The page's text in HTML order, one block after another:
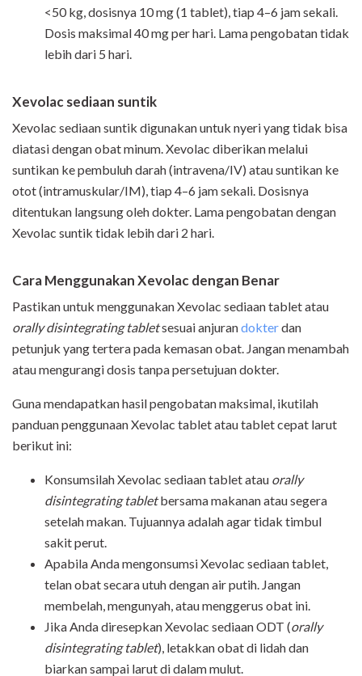
<50 kg, dosisnya 10 mg (1 tablet), tiap 4–6 jam sekali.
Dosis maksimal 40 mg per hari. Lama pengobatan tidak
lebih dari 5 hari.
Xevolac sediaan suntik
Xevolac sediaan suntik digunakan untuk nyeri yang tidak bisa
diatasi dengan obat minum. Xevolac diberikan melalui
suntikan ke pembuluh darah (intravena/IV) atau suntikan ke
otot (intramuskular/IM), tiap 4–6 jam sekali. Dosisnya
ditentukan langsung oleh dokter. Lama pengobatan dengan
Xevolac suntik tidak lebih dari 2 hari.
Cara Menggunakan Xevolac dengan Benar
Pastikan untuk menggunakan Xevolac sediaan tablet atau
orally disintegrating tabletsesuai anjurandokterdan
petunjuk yang tertera pada kemasan obat. Jangan menambah
atau mengurangi dosis tanpa persetujuan dokter.
Guna mendapatkan hasil pengobatan maksimal, ikutilah
panduan penggunaan Xevolac tablet atau tablet cepat larut
berikut ini:
Konsumsilah Xevolac sediaan tablet atau orally
disintegrating tabletbersama makanan atau segera
setelah makan. Tujuannya adalah agar tidak timbul
sakit perut.
Apabila Anda mengonsumsi Xevolac sediaan tablet,
telan obat secara utuh dengan air putih. Jangan
membelah, mengunyah, atau menggerus obat ini.
Jika Anda diresepkan Xevolac sediaan ODT (orally
disintegrating tablet), letakkan obat di lidah dan
biarkan sampai larut di dalam mulut.